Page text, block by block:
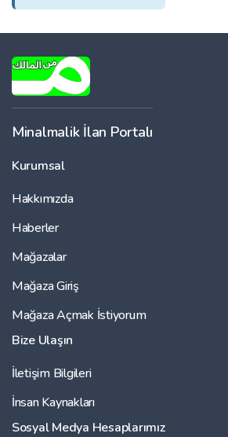
Minalmalik İlan Portalı
Kurumsal
Hakkımızda
Haberler
Mağazalar
Mağaza Giriş
Mağaza Açmak İstiyorum
Bize Ulaşın
İletişim Bilgileri
İnsan Kaynakları
Sosyal Medya Hesaplarımız